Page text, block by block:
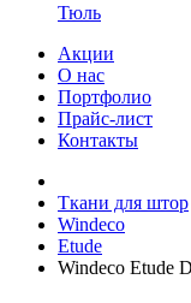
Тюль
Акции
О нас
Портфолио
Прайс-лист
Контакты
Ткани для штор
Windeco
Etude
Windeco Etude